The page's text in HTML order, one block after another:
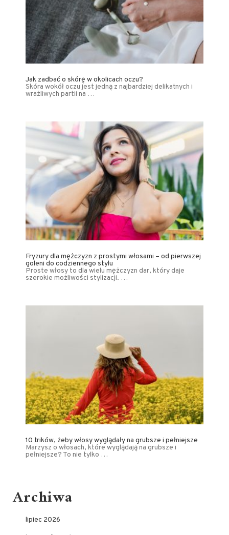
Jak zadbać o skórę w okolicach oczu?
Skóra wokół oczu jest jedną z najbardziej delikatnych i
wrażliwych partii na …
Fryzury dla mężczyzn z prostymi włosami – od pierwszej
goleni do codziennego stylu
Proste włosy to dla wielu mężczyzn dar, który daje
szerokie możliwości stylizacji. …
10 trików, żeby włosy wyglądały na grubsze i pełniejsze
Marzysz o włosach, które wyglądają na grubsze i
pełniejsze? To nie tylko …
Archiwa
lipiec 2026